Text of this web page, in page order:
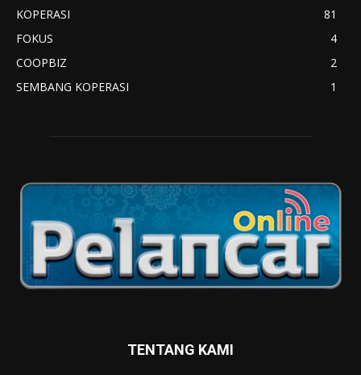
KOPERASI
81
FOKUS
4
COOPBIZ
2
SEMBANG KOPERASI
1
TENTANG KAMI